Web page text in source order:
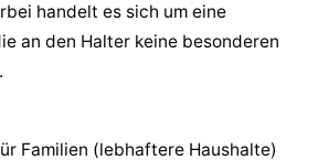
handelt es sich um eine
an den Halter keine besonderen
Familien (lebhaftere Haushalte)